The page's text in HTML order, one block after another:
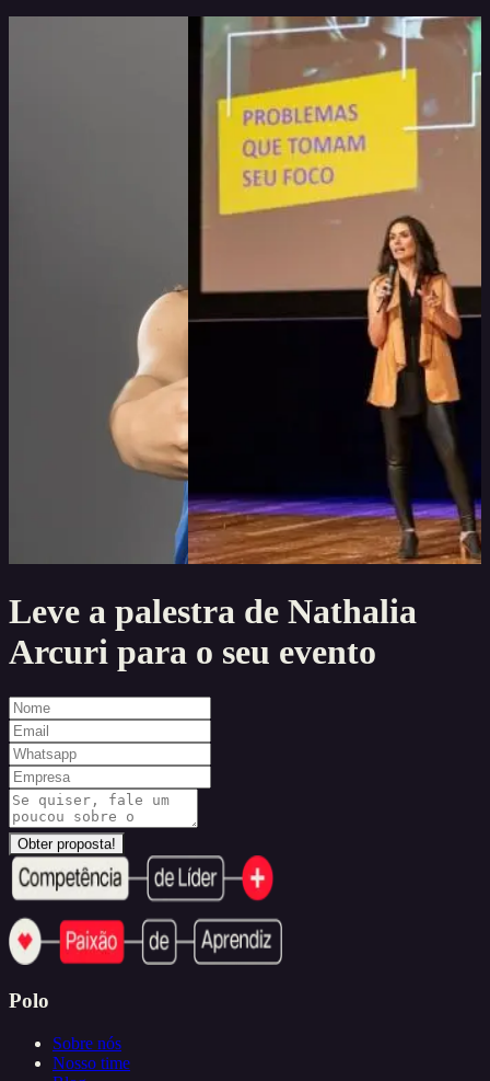
Leve a palestra de Nathalia
Arcuri para o seu evento
Obter proposta!
Polo
Sobre nós
Nosso time